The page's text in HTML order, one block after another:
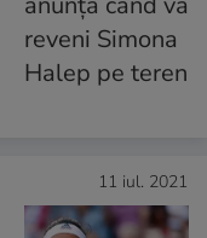
11 iul. 2021